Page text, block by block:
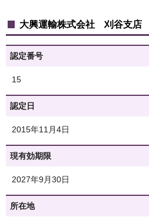
大興運輸株式会社 刈谷支店
認定番号
15
認定日
2015年11月4日
現有効期限
2027年9月30日
所在地